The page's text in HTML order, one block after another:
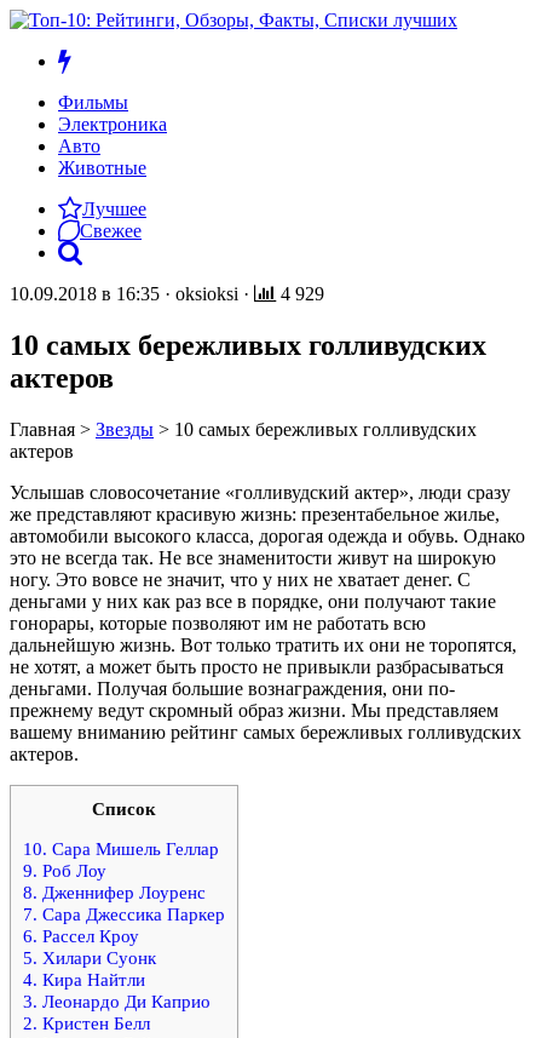
Фильмы
Электроника
Авто
Животные
Лучшее
Свежее
10.09.2018 в 16:35 · oksioksi · 4 929
10 самых бережливых голливудских
актеров
Главная > Звезды > 10 самых бережливых голливудских
актеров
Услышав словосочетание «голливудский актер», люди сразу
же представляют красивую жизнь: презентабельное жилье,
автомобили высокого класса, дорогая одежда и обувь. Однако
это не всегда так. Не все знаменитости живут на широкую
ногу. Это вовсе не значит, что у них не хватает денег. С
деньгами у них как раз все в порядке, они получают такие
гонорары, которые позволяют им не работать всю
дальнейшую жизнь. Вот только тратить их они не торопятся,
не хотят, а может быть просто не привыкли разбрасываться
деньгами. Получая большие вознаграждения, они по-
прежнему ведут скромный образ жизни. Мы представляем
вашему вниманию рейтинг самых бережливых голливудских
актеров.
Список
10. Сара Мишель Геллар
9. Роб Лоу
8. Дженнифер Лоуренс
7. Сара Джессика Паркер
6. Рассел Кроу
5. Хилари Суонк
4. Кира Найтли
3. Леонардо Ди Каприо
2. Кристен Белл